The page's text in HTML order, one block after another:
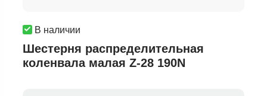
В наличии
Шестерня распределительная
коленвала малая Z-28 190N